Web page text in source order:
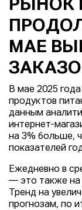
РЫНОК
МАЕ
В мае 2025
продуктов
данным
интернет-
на 3% больше,
показателей
Ежедневно в
— это также на
Тренд на
прогнозам, по